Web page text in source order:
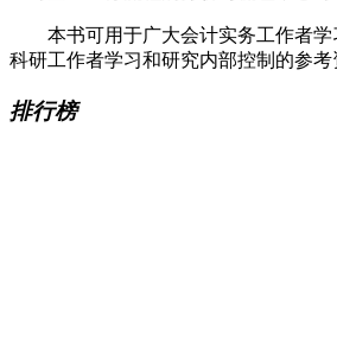
本书可用于广大会计实务工作者学
科研工作者学习和研究内部控制的参考
排行榜